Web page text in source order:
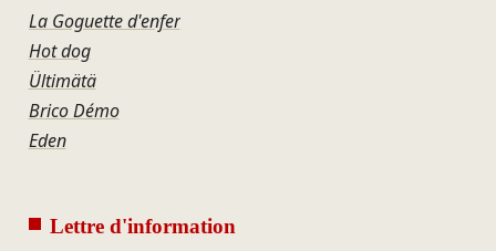
La Goguette d'enfer
Hot dog
Ültimätä
Brico Démo
Eden
Lettre d'information